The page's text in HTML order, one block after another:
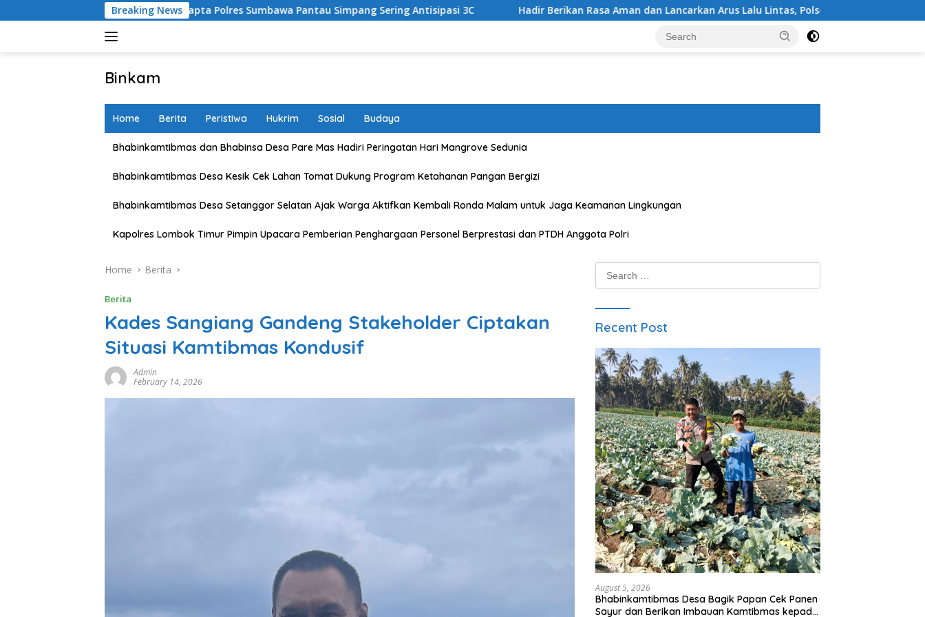
to
Breaking News
Sat Samapta Polres Sumbawa Pantau Simpang Sering Antisipasi 3C Hadir Berikan Rasa Aman dan Lancarkan Arus Lalu Lintas, Polsek Buer Gelar Strong Point di Depan SDN
Binkam
Home Berita Peristiwa Hukrim Sosial Budaya
Bhabinkamtibmas dan Bhabinsa Desa Pare Mas Hadiri Peringatan Hari Mangrove Sedunia
Bhabinkamtibmas Desa Kesik Cek Lahan Tomat Dukung Program Ketahanan Pangan Bergizi
Bhabinkamtibmas Desa Setanggor Selatan Ajak Warga Aktifkan Kembali Ronda Malam untuk Jaga Keamanan Lingkungan
Kapolres Lombok Timur Pimpin Upacara Pemberian Penghargaan Personel Berprestasi dan PTDH Anggota Polri
Home Berita
Berita
Kades Sangiang Gandeng Stakeholder Ciptakan
Situasi Kamtibmas Kondusif
Admin
February 14, 2026
Search
for:
Recent Post
August 5, 2026
Bhabinkamtibmas Desa Bagik Papan Cek Panen
Sayur dan Berikan Imbauan Kamtibmas kepada